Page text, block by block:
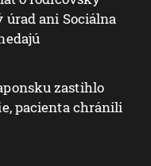
úrad ani Sociálna
zastihlo
pacienta chránili